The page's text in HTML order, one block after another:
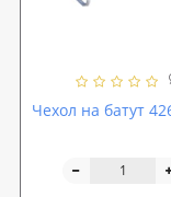
Чехол на батут